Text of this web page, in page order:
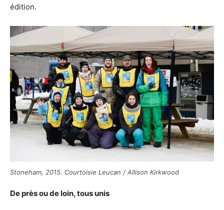
édition.
Stoneham, 2015. Courtoisie Leucan / Allison Kirkwood
De près ou de loin, tous unis